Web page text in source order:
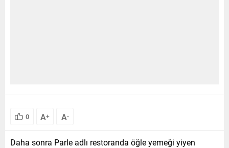
0 A+ A-
Daha sonra Parle adlı restoranda öğle yemeği yiyen